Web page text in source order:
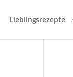
Lieblingsrezepte